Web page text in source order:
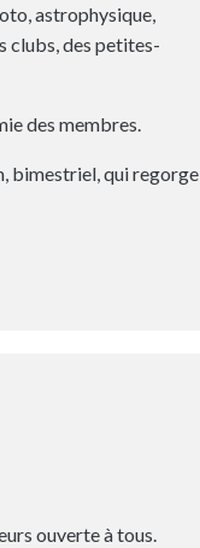
astrophysique,
clubs, des petites-
des membres.
bimestriel, qui regorge
ouverte à tous.